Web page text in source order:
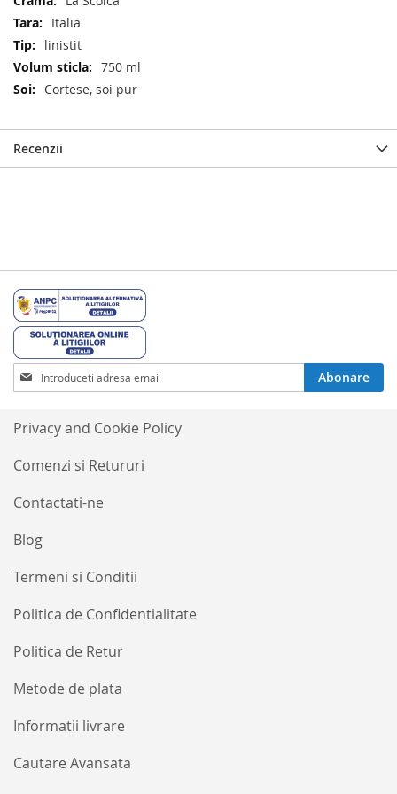
multe
Italia
linistit
750 ml
Cortese, soi pur
Recenzii
Termeni si Conditii
Politica de Confidentialitate
Politica de Retur
Metode de plata
Informatii livrare
Cautare Avansata
Privacy and Cookie Policy
Comenzi si Retururi
Contactati-ne
Blog
Inscrieti-
va
Buletinele
noastre
informative
Abonare